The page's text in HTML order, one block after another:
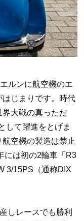
ルンに航空機のエ
じまりです。時代
大戦の真っただ
して躍進をとげま
空機の製造は禁止
には初の2輪車「R3
3/15PS（通称DIX
しレースでも勝利